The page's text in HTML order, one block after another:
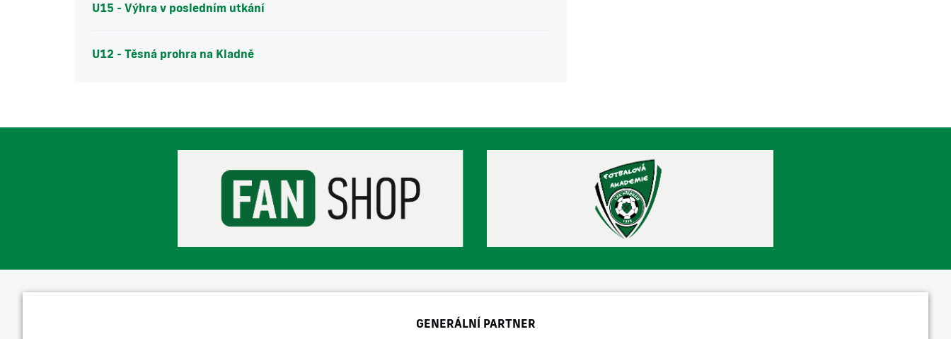
U15 - Výhra v posledním utkání
U12 - Těsná prohra na Kladně
GENERÁLNÍ PARTNER